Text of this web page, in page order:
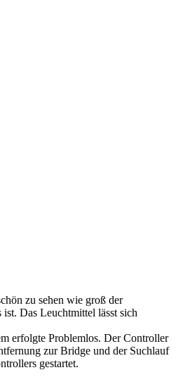
zu sehen wie groß der
Das Leuchtmittel lässt sich
erfolgte Problemlos. Der Controller
zur Bridge und der Suchlauf
gestartet.